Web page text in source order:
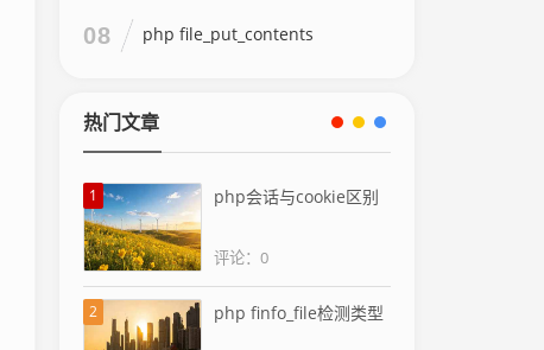
08 php file_put_contents
热门文章
1 php会话与cookie区别
评论：0
2 php finfo_file检测类型